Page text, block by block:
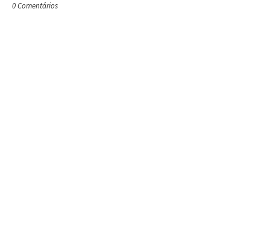
0 Comentários